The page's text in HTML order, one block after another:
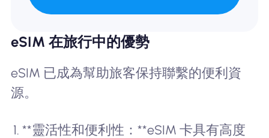
eSIM 在旅行中的優勢
eSIM 已成為幫助旅客保持聯繫的便利資
源。
**靈活性和便利性：**eSIM 卡具有高度